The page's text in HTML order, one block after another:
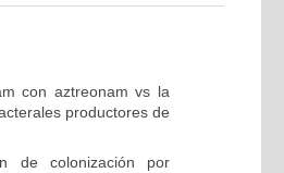
con aztreonam vs la
productores de
de colonización por